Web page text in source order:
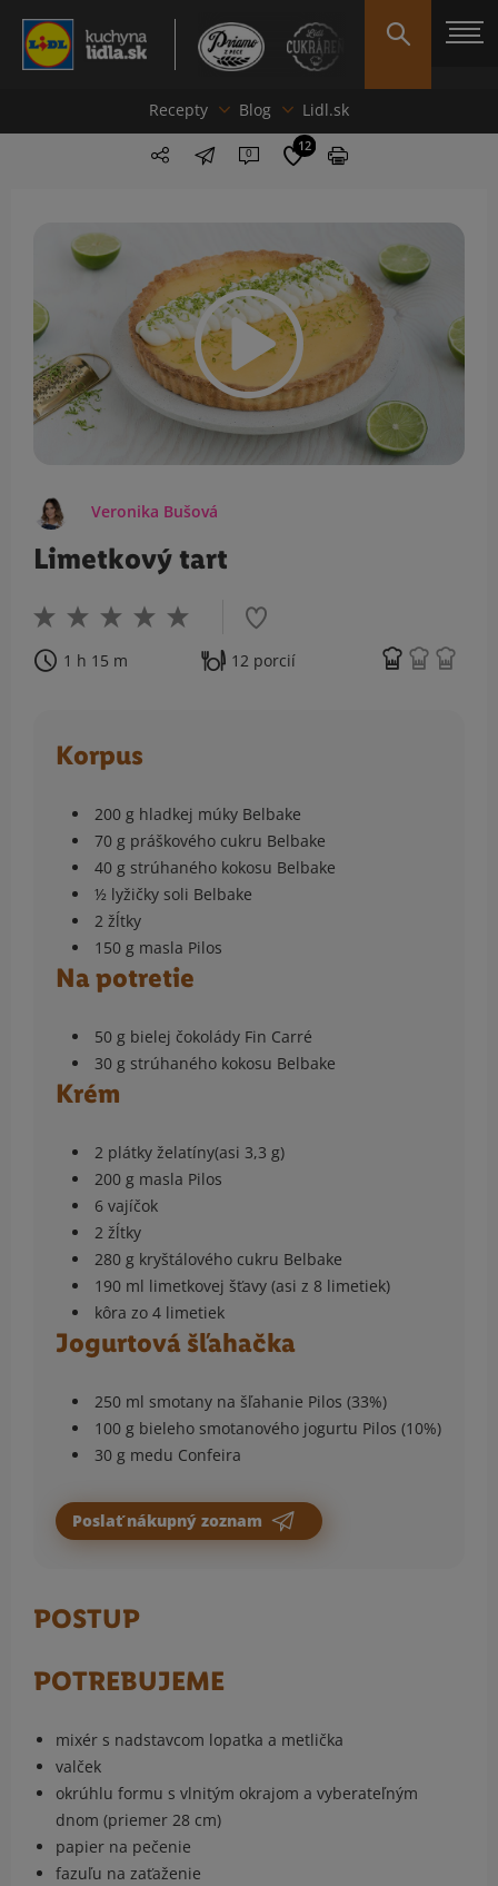
Recepty Blog Lidl.sk
0 12
Veronika Bušová
Limetkový tart
1 h 15 m 12 porcií
Korpus
200 g hladkej múky Belbake
70 g práškového cukru Belbake
40 g strúhaného kokosu Belbake
½ lyžičky soli Belbake
2 žĺtky
150 g masla Pilos
Na potretie
50 g bielej čokolády Fin Carré
30 g strúhaného kokosu Belbake
Krém
2 plátky želatíny(asi 3,3 g)
200 g masla Pilos
6 vajíčok
2 žĺtky
280 g kryštálového cukru Belbake
190 ml limetkovej šťavy (asi z 8 limetiek)
kôra zo 4 limetiek
Jogurtová šľahačka
250 ml smotany na šľahanie Pilos (33%)
100 g bieleho smotanového jogurtu Pilos (10%)
30 g medu Confeira
Poslať nákupný zoznam
POSTUP
POTREBUJEME
mixér s nadstavcom lopatka a metlička
valček
okrúhlu formu s vlnitým okrajom a vyberateľným
dnom (priemer 28 cm)
papier na pečenie
fazuľu na zaťaženie